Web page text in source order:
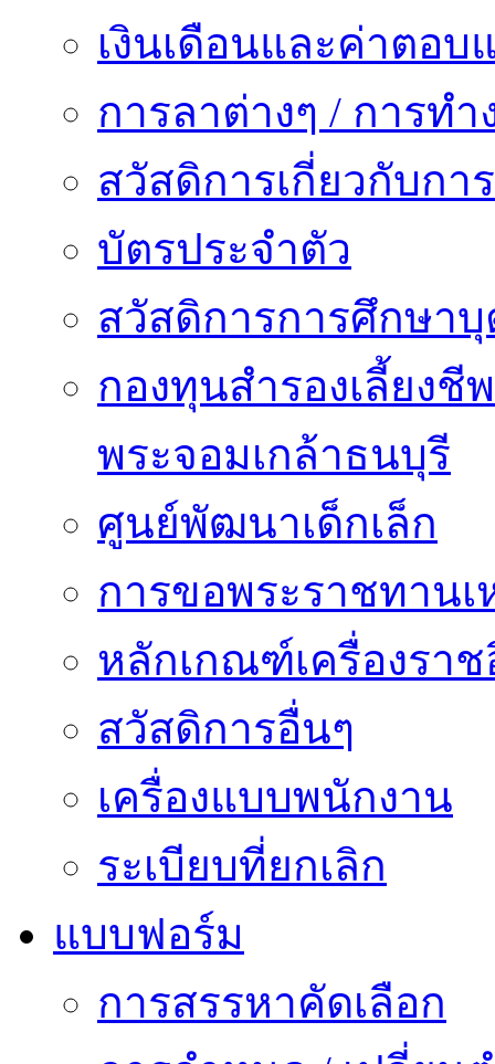
เงินเดือนและค่าตอบ
การลาต่างๆ / การทำ
สวัสดิการเกี่ยวกับกา
บัตรประจำตัว
สวัสดิการการศึกษาบุ
กองทุนสำรองเลี้ยง
พระจอมเกล้าธนบุรี
ศูนย์พัฒนาเด็กเล็ก
การขอพระราชทาน
หลักเกณฑ์เครื่องรา
สวัสดิการอื่นๆ
เครื่องแบบพนักงาน
ระเบียบที่ยกเลิก
แบบฟอร์ม
การสรรหาคัดเลือก